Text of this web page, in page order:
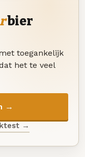
bier
toegankelijk
het te veel
→
→